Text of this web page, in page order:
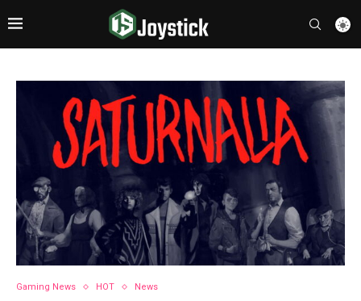
Gaming News HOT News